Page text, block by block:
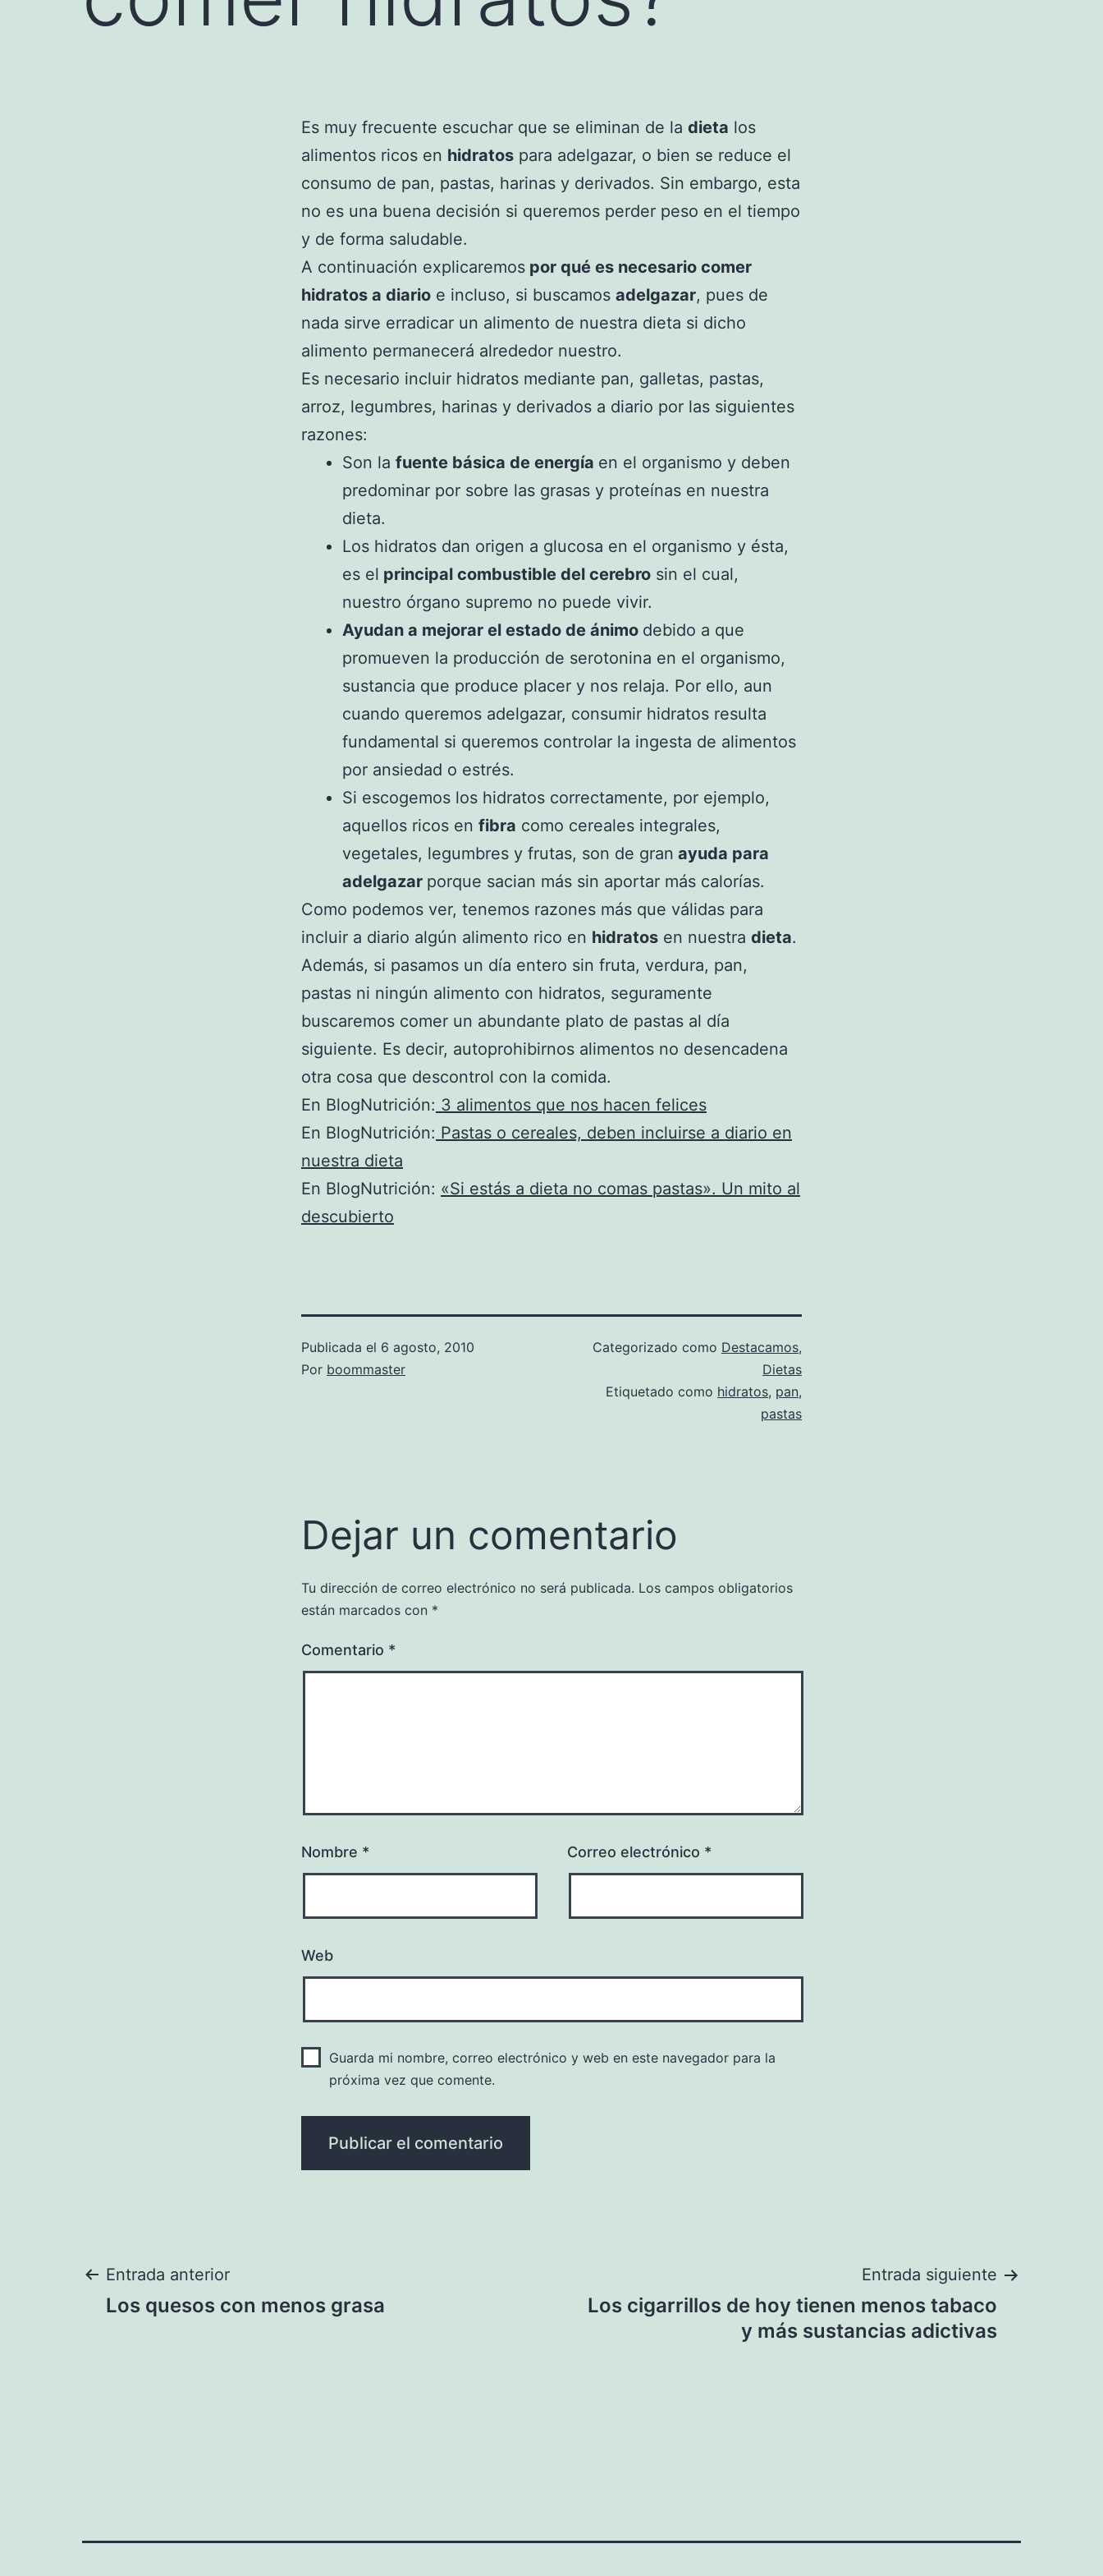
Es muy frecuente escuchar que se eliminan de la dieta los
alimentos ricos en hidratos para adelgazar, o bien se reduce el
consumo de pan, pastas, harinas y derivados. Sin embargo, esta
no es una buena decisión si queremos perder peso en el tiempo
y de forma saludable.
A continuación explicaremos por qué es necesario comer
hidratos a diario e incluso, si buscamos adelgazar, pues de
nada sirve erradicar un alimento de nuestra dieta si dicho
alimento permanecerá alrededor nuestro.
Es necesario incluir hidratos mediante pan, galletas, pastas,
arroz, legumbres, harinas y derivados a diario por las siguientes
razones:
Son la fuente básica de energía en el organismo y deben
predominar por sobre las grasas y proteínas en nuestra
dieta.
Los hidratos dan origen a glucosa en el organismo y ésta,
es el principal combustible del cerebro sin el cual,
nuestro órgano supremo no puede vivir.
Ayudan a mejorar el estado de ánimo debido a que
promueven la producción de serotonina en el organismo,
sustancia que produce placer y nos relaja. Por ello, aun
cuando queremos adelgazar, consumir hidratos resulta
fundamental si queremos controlar la ingesta de alimentos
por ansiedad o estrés.
Si escogemos los hidratos correctamente, por ejemplo,
aquellos ricos en fibra como cereales integrales,
vegetales, legumbres y frutas, son de gran ayuda para
adelgazar porque sacian más sin aportar más calorías.
Como podemos ver, tenemos razones más que válidas para
incluir a diario algún alimento rico en hidratos en nuestra dieta.
Además, si pasamos un día entero sin fruta, verdura, pan,
pastas ni ningún alimento con hidratos, seguramente
buscaremos comer un abundante plato de pastas al día
siguiente. Es decir, autoprohibirnos alimentos no desencadena
otra cosa que descontrol con la comida.
En BlogNutrición: 3 alimentos que nos hacen felices
En BlogNutrición: Pastas o cereales, deben incluirse a diario en
nuestra dieta
En BlogNutrición: «Si estás a dieta no comas pastas». Un mito al
descubierto
Publicada el 6 agosto, 2010
Por boommaster
Categorizado como Destacamos,
Dietas
Etiquetado como hidratos, pan,
pastas
Dejar un comentario
Tu dirección de correo electrónico no será publicada. Los campos obligatorios
están marcados con *
Comentario *
Nombre * Correo electrónico *
Web
Guarda mi nombre, correo electrónico y web en este navegador para la
próxima vez que comente.
Navegación
Entrada anterior
Los quesos con menos grasa
Entrada siguiente
Los cigarrillos de hoy tienen menos tabaco
y más sustancias adictivas